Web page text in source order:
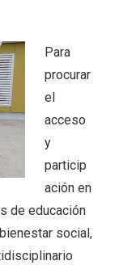
Para
procurar
el
acceso
y
particip
ación en
de educación
social,